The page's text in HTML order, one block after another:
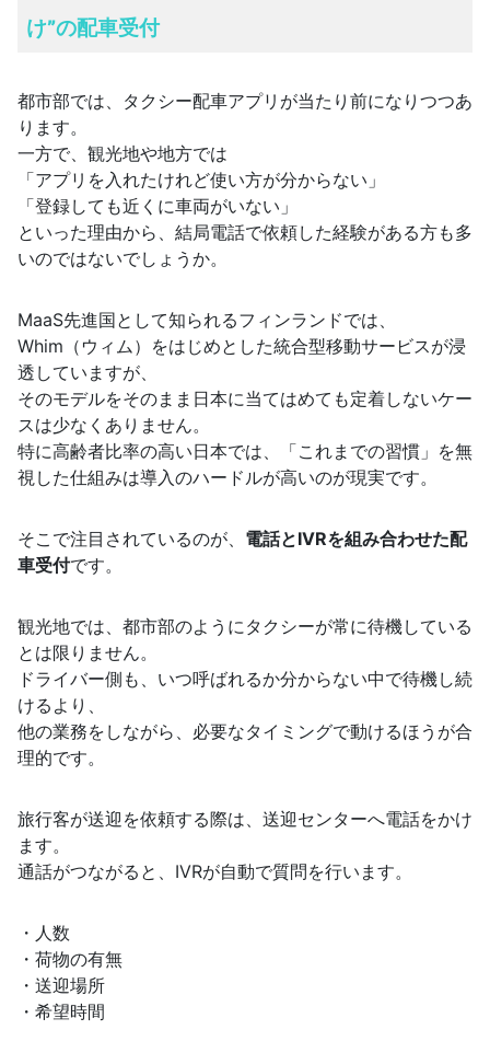
け”の配車受付
都市部では、タクシー配車アプリが当たり前になりつつあ
ります。
一方で、観光地や地方では
「アプリを入れたけれど使い方が分からない」
「登録しても近くに車両がいない」
といった理由から、結局電話で依頼した経験がある方も多
いのではないでしょうか。
MaaS先進国として知られるフィンランドでは、
Whim（ウィム）をはじめとした統合型移動サービスが浸
透していますが、
そのモデルをそのまま日本に当てはめても定着しないケー
スは少なくありません。
特に高齢者比率の高い日本では、「これまでの習慣」を無
視した仕組みは導入のハードルが高いのが現実です。
そこで注目されているのが、 電話とIVRを組み合わせた配
車受付です。
観光地では、都市部のようにタクシーが常に待機している
とは限りません。
ドライバー側も、いつ呼ばれるか分からない中で待機し続
けるより、
他の業務をしながら、必要なタイミングで動けるほうが合
理的です。
旅行客が送迎を依頼する際は、送迎センターへ電話をかけ
ます。
通話がつながると、IVRが自動で質問を行います。
・人数
・荷物の有無
・送迎場所
・希望時間